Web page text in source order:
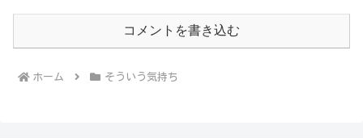
コメントを書き込む
ホーム そういう気持ち